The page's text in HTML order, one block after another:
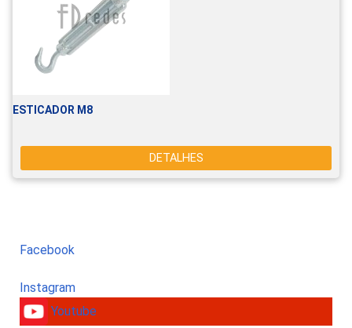
ESTICADOR M8
DETALHES
Facebook
Instagram
Youtube